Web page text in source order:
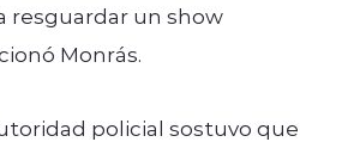
resguardar un show
Monrás.
policial sostuvo que